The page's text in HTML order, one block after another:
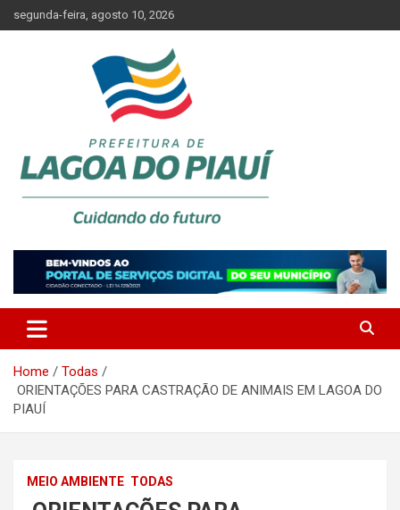
to
segunda-feira, agosto 10, 2026
PREFEITURA DE LAGOA DO
PIAUÍ
Home
Todas
ORIENTAÇÕES PARA CASTRAÇÃO DE ANIMAIS EM LAGOA DO
PIAUÍ
MEIO AMBIENTE TODAS